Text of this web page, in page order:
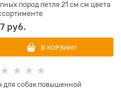
пород петля 21 см см цвета
руб.
В КОРЗИНУ
для собак повышенной